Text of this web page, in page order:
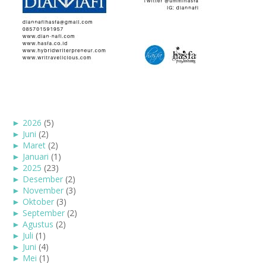
► 2026 (5)
► Juni (2)
► Maret (2)
► Januari (1)
► 2025 (23)
► Desember (2)
► November (3)
► Oktober (3)
► September (2)
► Agustus (2)
► Juli (1)
► Juni (4)
► Mei (1)